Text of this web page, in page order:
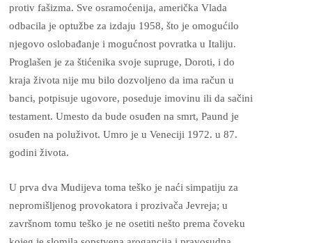
protiv fašizma. Sve osramoćenija, američka Vlada
odbacila je optužbe za izdaju 1958, što je omogućilo
njegovo oslobađanje i mogućnost povratka u Italiju.
Proglašen je za štićenika svoje supruge, Doroti, i do
kraja života nije mu bilo dozvoljeno da ima račun u
banci, potpisuje ugovore, poseduje imovinu ili da sačini
testament. Umesto da bude osuđen na smrt, Paund je
osuđen na poluživot. Umro je u Veneciji 1972. u 87.
godini života.
U prva dva Mudijeva toma teško je naći simpatiju za
nepromišljenog provokatora i prozivača Jevreja; u
završnom tomu teško je ne osetiti nešto prema čoveku